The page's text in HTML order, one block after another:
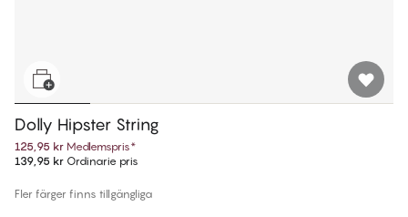
Dolly Hipster String
125,95 kr Medlemspris*
139,95 kr Ordinarie pris
Fler färger finns tillgängliga